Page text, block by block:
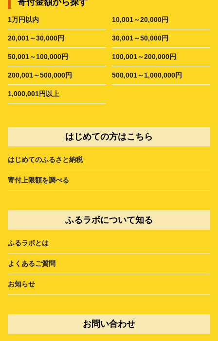
1万円以内 10,001～20,000円
20,001～30,000円 30,001～50,000円
50,001～100,000円 100,001～200,000円
200,001～500,000円 500,001～1,000,000円
1,000,001円以上
はじめての方はこちら
はじめてのふるさと納税
寄付上限額を調べる
ふるラボについて知る
ふるラボとは
よくあるご質問
お知らせ
お問い合わせ